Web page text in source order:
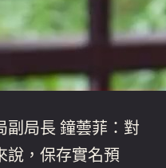
副局長 鐘蕓菲：對
說，保存實名預